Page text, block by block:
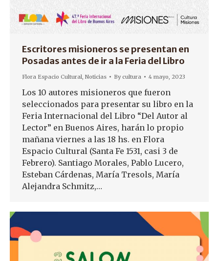
Escritores misioneros se presentan en
Posadas antes de ir a la Feria del Libro
Flora Espacio Cultural, Noticias Bycultura 4 mayo, 2023
Los 10 autores misioneros que fueron
seleccionados para presentar su libro en la
Feria Internacional del Libro “Del Autor al
Lector” en Buenos Aires, harán lo propio
mañana viernes a las 18 hs. en Flora
Espacio Cultural (Santa Fe 1531, casi 3 de
Febrero). Santiago Morales, Pablo Lucero,
Esteban Cárdenas, María Tresols, María
Alejandra Schmitz,…